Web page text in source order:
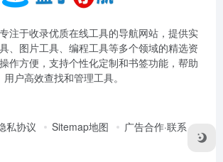
注于收录优质在线工具的导航网站，提供实
、图片工具、编程工具等多个领域的精选资
作方便，支持个性化定制和书签功能，帮助
用户高效查找和管理工具。
私协议 Sitemap地图 广告合作·联系